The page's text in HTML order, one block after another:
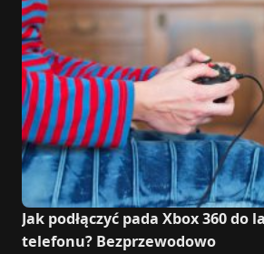
Jak podłączyć pada Xbox 360 do
telefonu? Bezprzewodowo